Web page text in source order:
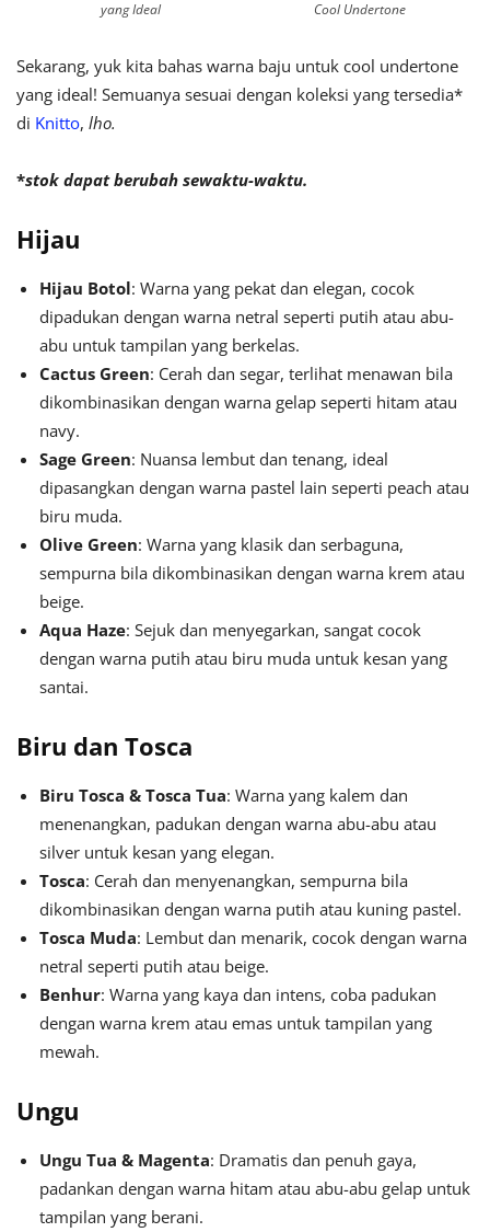
yang Ideal Cool Undertone
Sekarang, yuk kita bahas warna baju untuk cool undertone
yang ideal! Semuanya sesuai dengan koleksi yang tersedia*
di Knitto, lho.
*stok dapat berubah sewaktu-waktu.
Hijau
Hijau Botol: Warna yang pekat dan elegan, cocok
dipadukan dengan warna netral seperti putih atau abu-
abu untuk tampilan yang berkelas.
Cactus Green: Cerah dan segar, terlihat menawan bila
dikombinasikan dengan warna gelap seperti hitam atau
navy.
Sage Green: Nuansa lembut dan tenang, ideal
dipasangkan dengan warna pastel lain seperti peach atau
biru muda.
Olive Green: Warna yang klasik dan serbaguna,
sempurna bila dikombinasikan dengan warna krem atau
beige.
Aqua Haze: Sejuk dan menyegarkan, sangat cocok
dengan warna putih atau biru muda untuk kesan yang
santai.
Biru dan Tosca
Biru Tosca & Tosca Tua: Warna yang kalem dan
menenangkan, padukan dengan warna abu-abu atau
silver untuk kesan yang elegan.
Tosca: Cerah dan menyenangkan, sempurna bila
dikombinasikan dengan warna putih atau kuning pastel.
Tosca Muda: Lembut dan menarik, cocok dengan warna
netral seperti putih atau beige.
Benhur: Warna yang kaya dan intens, coba padukan
dengan warna krem atau emas untuk tampilan yang
mewah.
Ungu
Ungu Tua & Magenta: Dramatis dan penuh gaya,
padankan dengan warna hitam atau abu-abu gelap untuk
tampilan yang berani.